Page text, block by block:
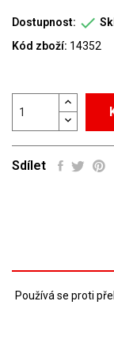
Dostupnost: 
Kód zboží: 14352
Sdílet
Používá se proti